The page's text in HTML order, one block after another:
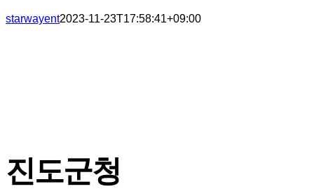
starwayent2023-11-23T17:58:41+09:00
진도군청